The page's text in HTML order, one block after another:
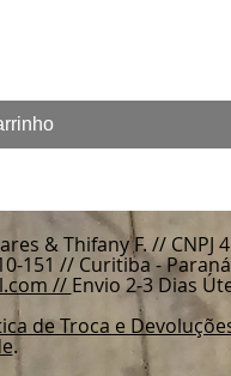
& Thifany F. // CNPJ
151 // Curitiba -
// Envio 2-3 Dias
de Troca e
.